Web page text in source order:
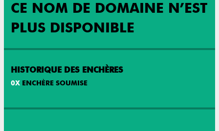
CE NOM DE DOMAINE N’EST
PLUS DISPONIBLE
HISTORIQUE DES ENCHÈRES
0X ENCHÈRE SOUMISE